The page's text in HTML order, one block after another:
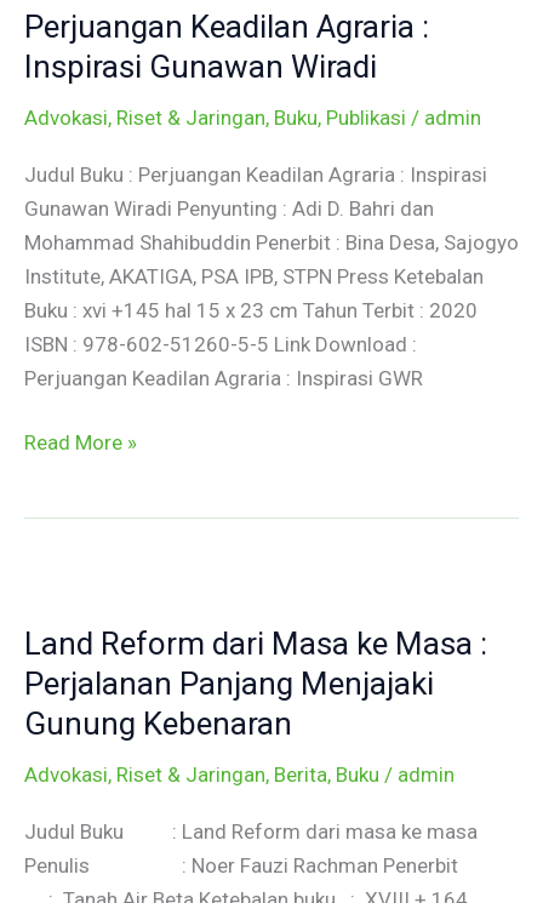
Perjuangan Keadilan Agraria :
Inspirasi Gunawan Wiradi
Advokasi, Riset & Jaringan, Buku, Publikasi / admin
Judul Buku : Perjuangan Keadilan Agraria : Inspirasi
Gunawan Wiradi Penyunting : Adi D. Bahri dan
Mohammad Shahibuddin Penerbit : Bina Desa, Sajogyo
Institute, AKATIGA, PSA IPB, STPN Press Ketebalan
Buku : xvi +145 hal 15 x 23 cm Tahun Terbit : 2020
ISBN : 978-602-51260-5-5 Link Download :
Perjuangan Keadilan Agraria : Inspirasi GWR
Agraria
:
Gunawan
Wiradi
Read More »
Land Reform dari Masa ke Masa :
Perjalanan Panjang Menjajaki
Gunung Kebenaran
Advokasi, Riset & Jaringan, Berita, Buku / admin
Judul Buku : Land Reform dari masa ke masa
Penulis : Noer Fauzi Rachman Penerbit
dari
Masa
ke
:
Panjang
Menjajaki